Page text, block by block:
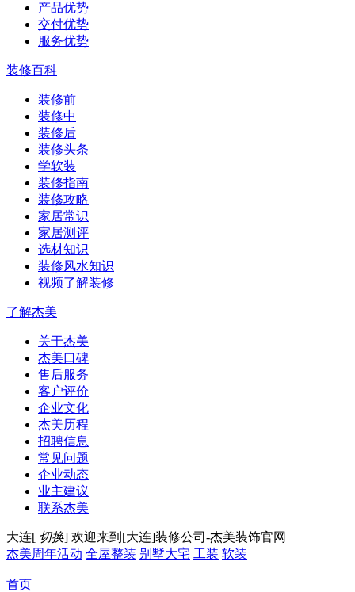
产品优势
交付优势
服务优势
装修百科
装修前
装修中
装修后
装修头条
学软装
装修指南
装修攻略
家居常识
家居测评
选材知识
装修风水知识
视频了解装修
了解杰美
关于杰美
杰美口碑
售后服务
客户评价
企业文化
杰美历程
招聘信息
常见问题
企业动态
业主建议
联系杰美
大连[ 切换] 欢迎来到[大连]装修公司-杰美装饰官网
杰美周年活动 全屋整装 别墅大宅 工装 软装
首页